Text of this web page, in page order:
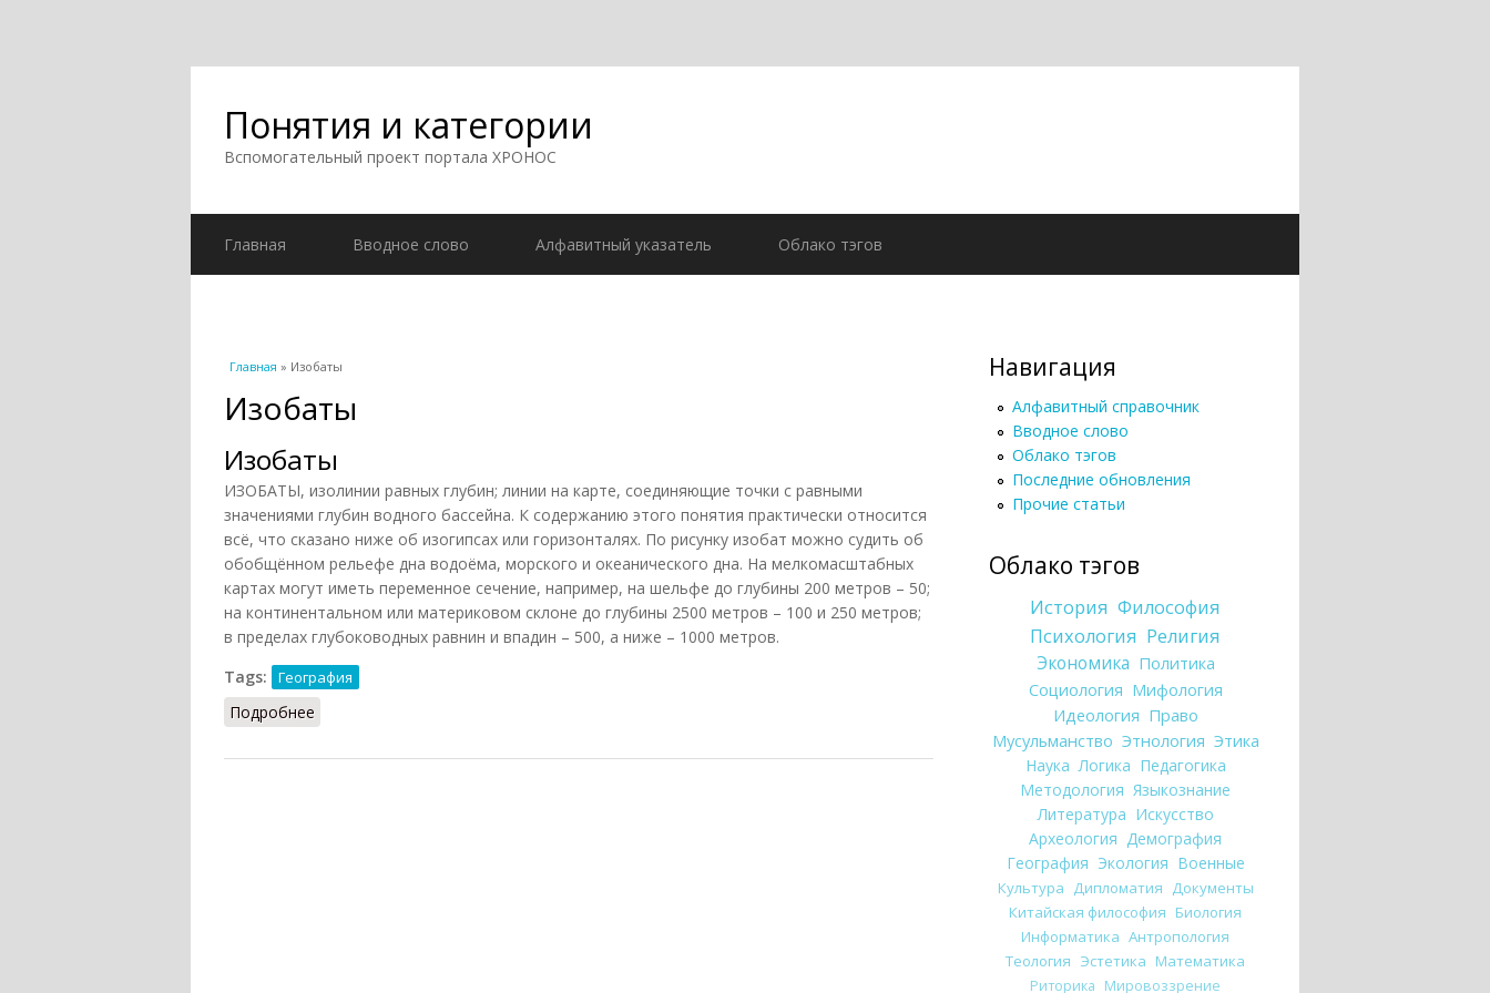
Понятия и категории
Вспомогательный проект портала ХРОНОС
Главная Вводное слово Алфавитный указатель Облако тэгов
Вы здесь
Главная » Изобаты
Изобаты
Изобаты
ИЗОБАТЫ, изолинии равных глубин; линии на карте, соединяющие точки с равными
значениями глубин водного бассейна. К содержанию этого понятия практически относится
всё, что сказано ниже об изогипсах или горизонталях. По рисунку изобат можно судить об
обобщённом рельефе дна водоёма, морского и океанического дна. На мелкомасштабных
картах могут иметь переменное сечение, например, на шельфе до глубины 200 метров – 50;
на континентальном или материковом склоне до глубины 2500 метров – 100 и 250 метров;
в пределах глубоководных равнин и впадин – 500, а ниже – 1000 метров.
Tags:
География
Подробнее
Навигация
Алфавитный справочник
Вводное слово
Облако тэгов
Последние обновления
Прочие статьи
Облако тэгов
История Философия
Психология Религия
Экономика Политика
Социология Мифология
Идеология Право
Мусульманство Этнология Этика
Наука Логика Педагогика
Методология Языкознание
Литература Искусство
Археология Демография
География Экология Военные
Культура Дипломатия Документы
Китайская философия Биология
Информатика Антропология
Теология Эстетика Математика
Риторика Мировоззрение